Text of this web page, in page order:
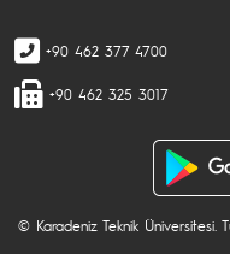
+90 462 377 4700
+90 462 325 3017
© Karadeniz Teknik Üniversitesi.